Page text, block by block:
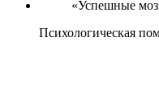
Психологическая